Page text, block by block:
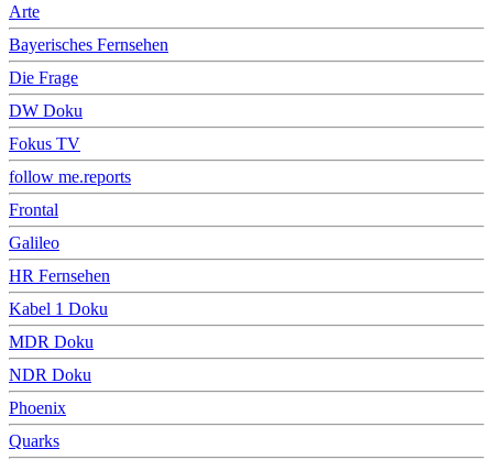
Arte
Bayerisches Fernsehen
Die Frage
DW Doku
Fokus TV
follow me.reports
Frontal
Galileo
HR Fernsehen
Kabel 1 Doku
MDR Doku
NDR Doku
Phoenix
Quarks